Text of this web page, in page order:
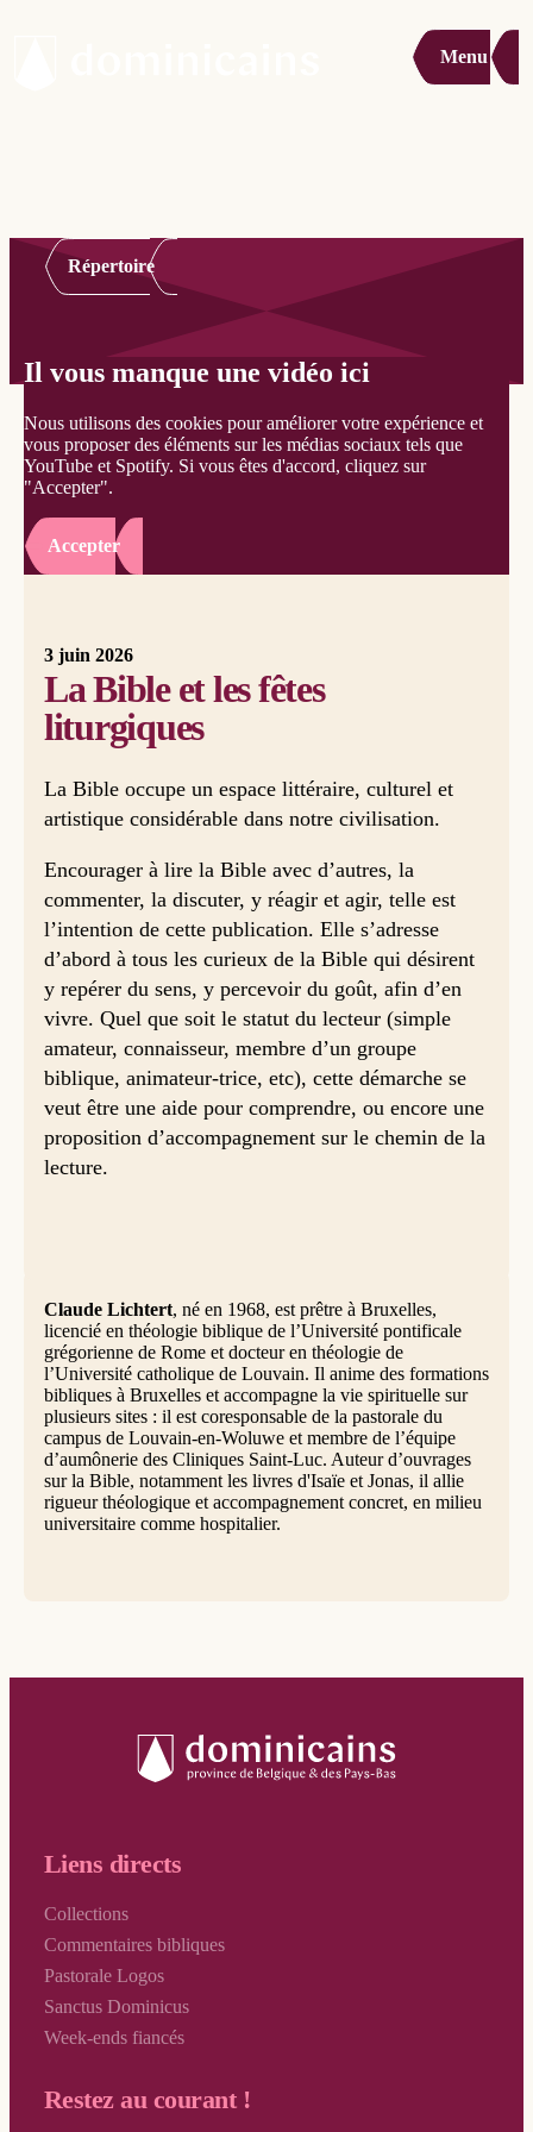
Menu
Répertoire
Il vous manque une vidéo ici
Nous utilisons des cookies pour améliorer votre expérience et
vous proposer des éléments sur les médias sociaux tels que
YouTube et Spotify. Si vous êtes d'accord, cliquez sur
"Accepter".
Accepter
3 juin 2026
La Bible et les fêtes
liturgiques
La Bible occupe un espace littéraire, culturel et
artistique considérable dans notre civilisation.
Encourager à lire la Bible avec d’autres, la
commenter, la discuter, y réagir et agir, telle est
l’intention de cette publication. Elle s’adresse
d’abord à tous les curieux de la Bible qui désirent
y repérer du sens, y percevoir du goût, afin d’en
vivre. Quel que soit le statut du lecteur (simple
amateur, connaisseur, membre d’un groupe
biblique, animateur-trice, etc), cette démarche se
veut être une aide pour comprendre, ou encore une
proposition d’accompagnement sur le chemin de la
lecture.
Claude Lichtert, né en 1968, est prêtre à Bruxelles,
licencié en théologie biblique de l’Université pontificale
grégorienne de Rome et docteur en théologie de
l’Université catholique de Louvain. Il anime des formations
bibliques à Bruxelles et accompagne la vie spirituelle sur
plusieurs sites : il est coresponsable de la pastorale du
campus de Louvain-en-Woluwe et membre de l’équipe
d’aumônerie des Cliniques Saint-Luc. Auteur d’ouvrages
sur la Bible, notamment les livres d'Isaïe et Jonas, il allie
rigueur théologique et accompagnement concret, en milieu
universitaire comme hospitalier.
Liens directs
Collections
Commentaires bibliques
Pastorale Logos
Sanctus Dominicus
Week-ends fiancés
Restez au courant !